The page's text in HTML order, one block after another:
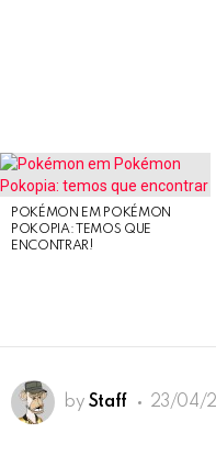
LATEST
STORIES
POKÉMON EM POKÉMON
POKOPIA: TEMOS QUE
ENCONTRAR!
by Staff 23/04/